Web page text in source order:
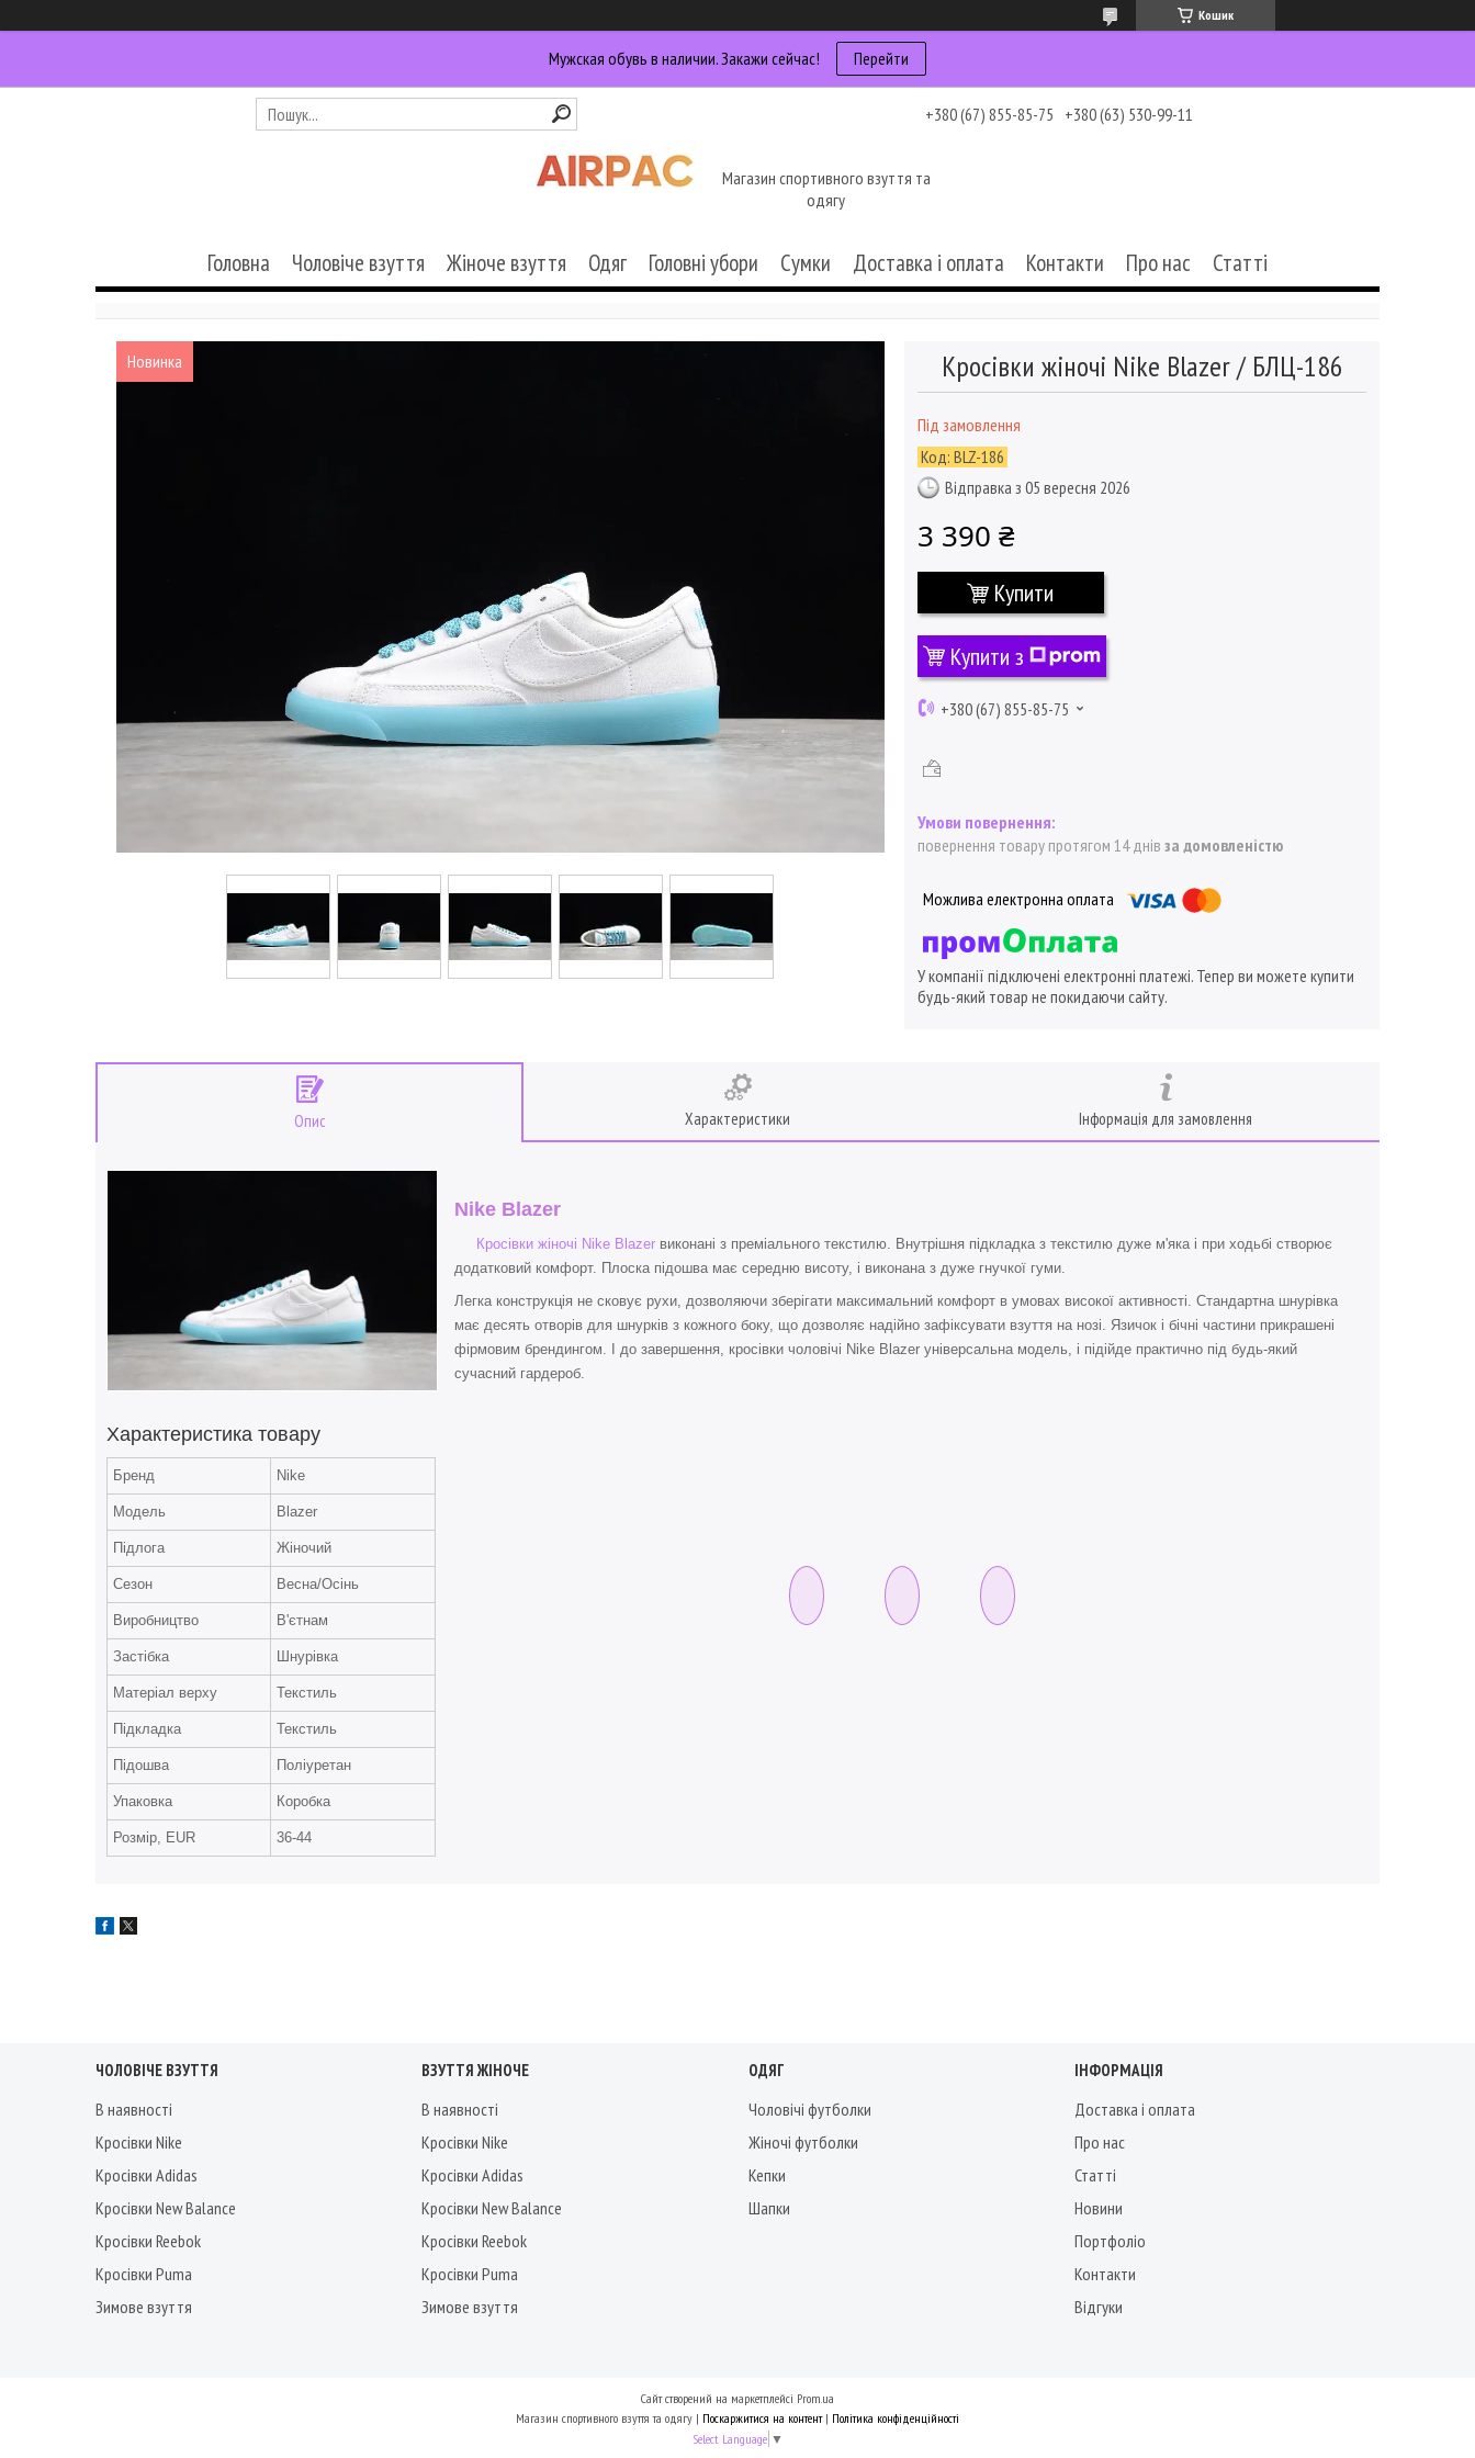
Кошик
Мужская обувь в наличии. Закажи сейчас! Перейти
+380 (67) 855-85-75 +380 (63) 530-99-11
Магазин спортивного взуття та
одягу
Головна Чоловіче взуття Жіноче взуття Одяг Головні убори Сумки Доставка і оплата Контакти Про нас Статті
Новинка Кросівки жіночі Nike Blazer / БЛЦ-186
Під замовлення
Код: BLZ-186
Відправка з 05 вересня 2026
3 390 ₴
Купити
Купити з
+380 (67) 855-85-75
повернення товару протягом 14 днів за домовленістю
У компанії підключені електронні платежі. Тепер ви можете купити
будь-який товар не покидаючи сайту.
Опис Характеристики Інформація для замовлення
Nike Blazer
Кросівки жіночі Nike Blazer виконані з преміального текстилю. Внутрішня підкладка з текстилю дуже м'яка і при ходьбі створює
додатковий комфорт. Плоска підошва має середню висоту, і виконана з дуже гнучкої гуми.
Легка конструкція не сковує рухи, дозволяючи зберігати максимальний комфорт в умовах високої активності. Стандартна шнурівка
має десять отворів для шнурків з кожного боку, що дозволяє надійно зафіксувати взуття на нозі. Язичок і бічні частини прикрашені
фірмовим брендингом. І до завершення, кросівки чоловічі Nike Blazer універсальна модель, і підійде практично під будь-який
сучасний гардероб.
Характеристика товару
Бренд Nike
Модель Blazer
Підлога Жіночий
Сезон Весна/Осінь
Виробництво В'єтнам
Застібка Шнурівка
Матеріал верху Текстиль
Підкладка Текстиль
Підошва Поліуретан
Упаковка Коробка
Розмір, EUR 36-44
ЧОЛОВІЧЕ ВЗУТТЯ
В наявності
Кросівки Nike
Кросівки Adidas
Кросівки New Balance
Кросівки Reebok
Кросівки Puma
Зимове взуття
ВЗУТТЯ ЖІНОЧЕ
В наявності
Кросівки Nike
Кросівки Adidas
Кросівки New Balance
Кросівки Reebok
Кросівки Puma
Зимове взуття
ОДЯГ
Чоловічі футболки
Жіночі футболки
Кепки
Шапки
ІНФОРМАЦІЯ
Доставка і оплата
Про нас
Статті
Новини
Портфоліо
Контакти
Відгуки
Сайт створений на маркетплейсі Prom.ua
Магазин спортивного взуття та одягу | Поскаржитися на контент | Політика конфіденційності
Select Language ▼